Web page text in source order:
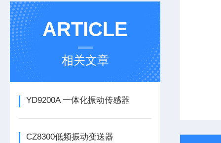
ARTICLE
相关文章
YD9200A 一体化振动传感器
CZ8300低频振动变送器